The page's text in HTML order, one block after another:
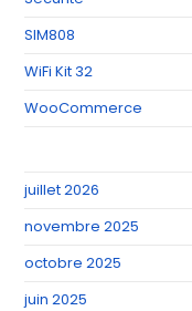
SIM808
WiFi Kit 32
WooCommerce
juillet 2026
novembre 2025
octobre 2025
juin 2025